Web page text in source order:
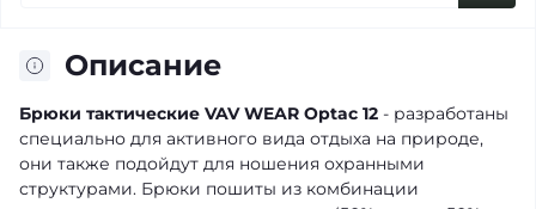
Описание
Брюки тактические VAV WEAR Optac 12 - разработаны
специально для активного вида отдыха на природе,
они также подойдут для ношения охранными
структурами. Брюки пошиты из комбинации